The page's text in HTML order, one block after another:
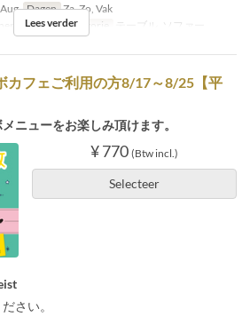
Dagen Za, Zo, Vak
Zitplaats Categorie テーブル, ソファー
Lees verder
カフェご利用の方8/17～8/25【平
ニューをお楽しみ頂けます。
¥ 770 (Btw incl.)
Selecteer
さい。